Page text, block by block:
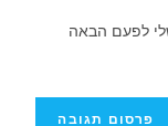
לפעם הבאה